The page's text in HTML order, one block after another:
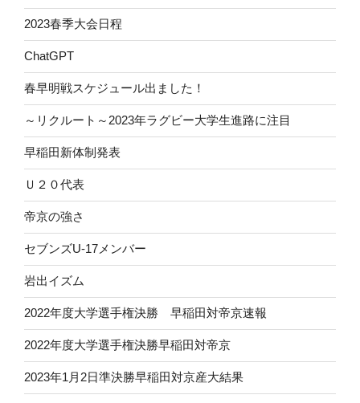
2023春季大会日程
ChatGPT
春早明戦スケジュール出ました！
～リクルート～2023年ラグビー大学生進路に注目
早稲田新体制発表
Ｕ２０代表
帝京の強さ
セブンズU-17メンバー
岩出イズム
2022年度大学選手権決勝 早稲田対帝京速報
2022年度大学選手権決勝早稲田対帝京
2023年1月2日準決勝早稲田対京産大結果